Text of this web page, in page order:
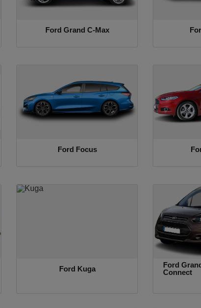
Ford Grand C-Max
Ford Focus
Ford Kuga
Ford
Connect